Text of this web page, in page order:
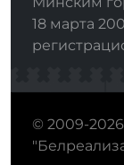
18 марта
© 2009-